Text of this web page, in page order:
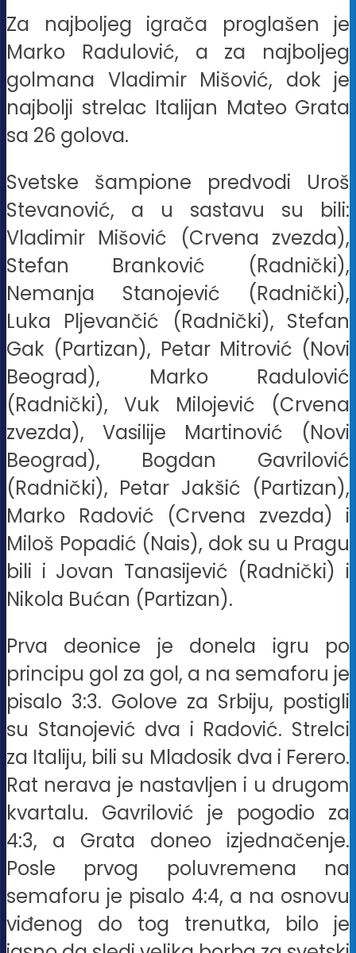
Za najboljeg igrača proglašen je
Marko Radulović, a za najboljeg
golmana Vladimir Mišović, dok je
najbolji strelac Italijan Mateo Grata
sa 26 golova.
Svetske šampione predvodi Uroš
Stevanović, a u sastavu su bili:
Vladimir Mišović (Crvena zvezda),
Stefan Branković (Radnički),
Nemanja Stanojević (Radnički),
Luka Pljevančić (Radnički), Stefan
Gak (Partizan), Petar Mitrović (Novi
Beograd), Marko Radulović
(Radnički), Vuk Milojević (Crvena
zvezda), Vasilije Martinović (Novi
Beograd), Bogdan Gavrilović
(Radnički), Petar Jakšić (Partizan),
Marko Radović (Crvena zvezda) i
Miloš Popadić (Nais), dok su u Pragu
bili i Jovan Tanasijević (Radnički) i
Nikola Bućan (Partizan).
Prva deonice je donela igru po
principu gol za gol, a na semaforu je
pisalo 3:3. Golove za Srbiju, postigli
su Stanojević dva i Radović. Strelci
za Italiju, bili su Mladosik dva i Ferero.
Rat nerava je nastavljen i u drugom
kvartalu. Gavrilović je pogodio za
4:3, a Grata doneo izjednačenje.
Posle prvog poluvremena na
semaforu je pisalo 4:4, a na osnovu
viđenog do tog trenutka, bilo je